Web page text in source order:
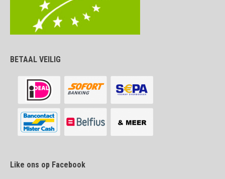
BETAAL VEILIG
Like ons op Facebook